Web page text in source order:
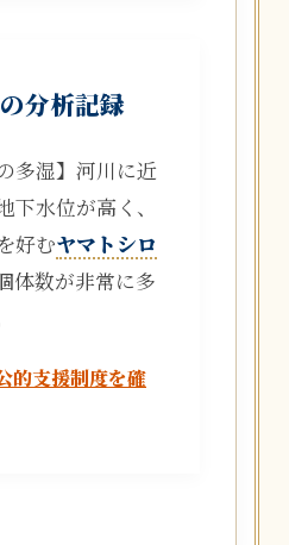
分析記録
多湿】河川に近
下水位が高く、
好むヤマトシロ
体数が非常に多
的支援制度を確